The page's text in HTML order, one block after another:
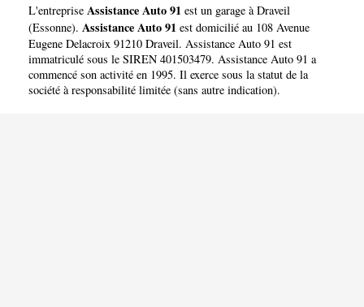
L'entreprise Assistance Auto 91 est un garage à Draveil
(Essonne). Assistance Auto 91 est domicilié au 108 Avenue
Eugene Delacroix 91210 Draveil. Assistance Auto 91 est
immatriculé sous le SIREN 401503479. Assistance Auto 91 a
commencé son activité en 1995. Il exerce sous la statut de la
société à responsabilité limitée (sans autre indication).